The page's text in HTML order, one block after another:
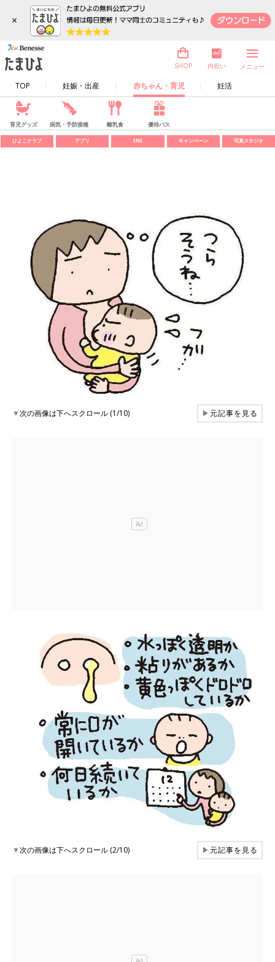
×
TOP 妊娠・出産 赤ちゃん・育児 妊活
SHOP 内祝い メニュー
育児グッズ 病気・予防接種 離乳食 優待パス
ひよこクラブ アプリ SNS キャンペーン 写真スタジオ
▼次の画像は下へスクロール (1/10) ▶元記事を見る
▼次の画像は下へスクロール (2/10) ▶元記事を見る